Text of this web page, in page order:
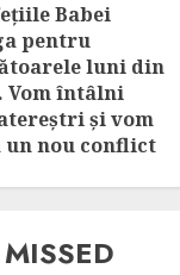
Babei
pentru
luni din
Vom întâlni
și vom
un nou conflict